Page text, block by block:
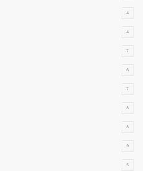
4
4
7
6
7
8
8
9
5